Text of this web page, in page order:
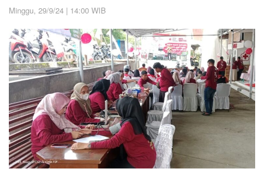
Minggu, 29/9/24 | 14:00 WIB